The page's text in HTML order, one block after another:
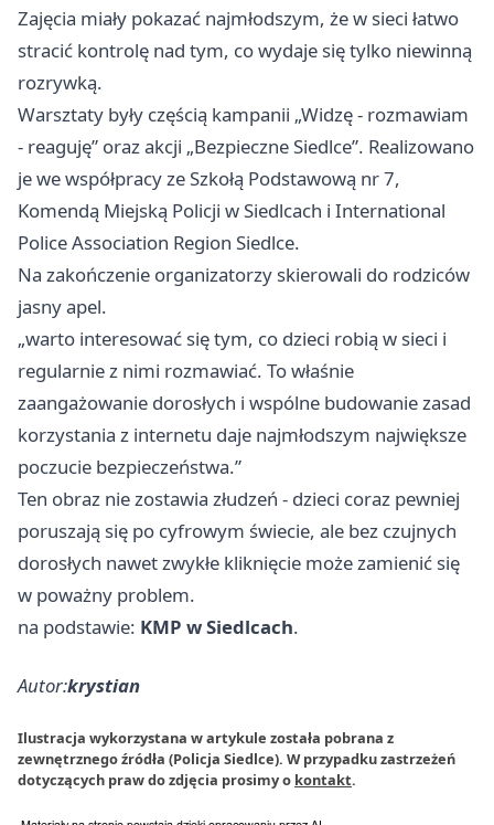
Zajęcia miały pokazać najmłodszym, że w sieci łatwo
stracić kontrolę nad tym, co wydaje się tylko niewinną
rozrywką.
Warsztaty były częścią kampanii „Widzę - rozmawiam
- reaguję” oraz akcji „Bezpieczne Siedlce”. Realizowano
je we współpracy ze Szkołą Podstawową nr 7,
Komendą Miejską Policji w Siedlcach i International
Police Association Region Siedlce.
Na zakończenie organizatorzy skierowali do rodziców
jasny apel.
„warto interesować się tym, co dzieci robią w sieci i
regularnie z nimi rozmawiać. To właśnie
zaangażowanie dorosłych i wspólne budowanie zasad
korzystania z internetu daje najmłodszym największe
poczucie bezpieczeństwa.”
Ten obraz nie zostawia złudzeń - dzieci coraz pewniej
poruszają się po cyfrowym świecie, ale bez czujnych
dorosłych nawet zwykłe kliknięcie może zamienić się
w poważny problem.
na podstawie: KMP w Siedlcach.
Autor:krystian
Ilustracja wykorzystana w artykule została pobrana z
zewnętrznego źródła (Policja Siedlce). W przypadku zastrzeżeń
dotyczących praw do zdjęcia prosimy o kontakt.